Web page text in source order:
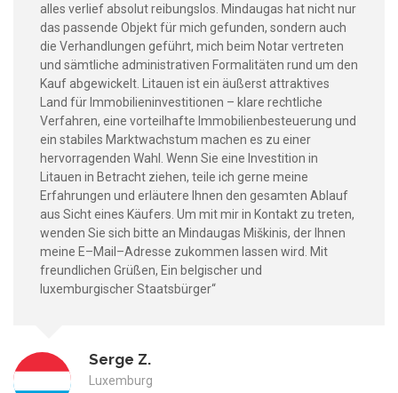
alles verlief absolut reibungslos. Mindaugas hat nicht nur
das passende Objekt für mich gefunden, sondern auch
die Verhandlungen geführt, mich beim Notar vertreten
und sämtliche administrativen Formalitäten rund um den
Kauf abgewickelt. Litauen ist ein äußerst attraktives
Land für Immobilieninvestitionen – klare rechtliche
Verfahren, eine vorteilhafte Immobilienbesteuerung und
ein stabiles Marktwachstum machen es zu einer
hervorragenden Wahl. Wenn Sie eine Investition in
Litauen in Betracht ziehen, teile ich gerne meine
Erfahrungen und erläutere Ihnen den gesamten Ablauf
aus Sicht eines Käufers. Um mit mir in Kontakt zu treten,
wenden Sie sich bitte an Mindaugas Miškinis, der Ihnen
meine E–Mail–Adresse zukommen lassen wird. Mit
freundlichen Grüßen, Ein belgischer und
luxemburgischer Staatsbürger“
Serge Z.
Luxemburg